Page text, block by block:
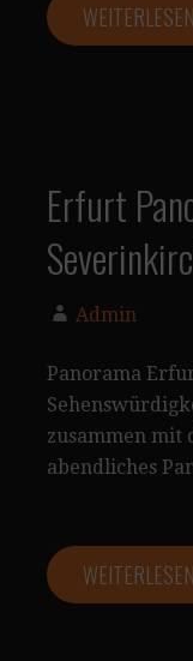
Erfurt
Admin
Panorama
zusammen mit
abendliches